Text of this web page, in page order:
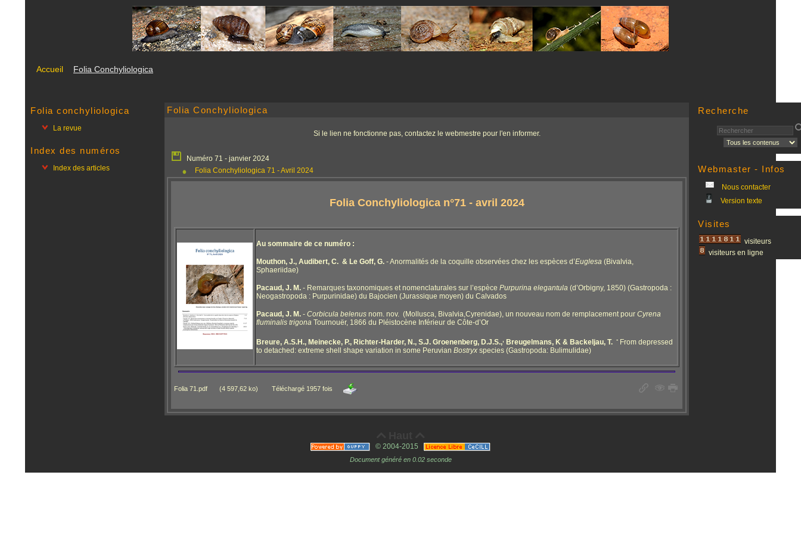
Accueil Folia Conchyliologica
Folia conchyliologica
La revue
Index des numéros
Index des articles
Folia Conchyliologica
Si le lien ne fonctionne pas, contactez le webmestre pour l'en informer.
Numéro 71 - janvier 2024
Folia Conchyliologica 71 - Avril 2024
Folia Conchyliologica n°71 - avril 2024
Au sommaire de ce numéro :
Mouthon, J., Audibert, C. & Le Goff, G. - Anormalités de la coquille observées chez les espèces d’Euglesa (Bivalvia,
Sphaeriidae)
Pacaud, J. M. - Remarques taxonomiques et nomenclaturales sur l’espèce Purpurina elegantula (d’Orbigny, 1850) (Gastropoda :
Neogastropoda : Purpurinidae) du Bajocien (Jurassique moyen) du Calvados
Pacaud, J. M. - Corbicula belenus nom. nov. (Mollusca, Bivalvia,Cyrenidae), un nouveau nom de remplacement pour Cyrena
fluminalis trigona Tournouër, 1866 du Pléistocène Inférieur de Côte-d’Or
Breure, A.S.H., Meinecke, P., Richter-Harder, N., S.J. Groenenberg, D.J.S., Breugelmans, K & Backeljau, T. - From depressed
to detached: extreme shell shape variation in some Peruvian Bostryx species (Gastropoda: Bulimulidae)
Folia 71.pdf (4 597,62 ko) Téléchargé 1957 fois
Recherche
Webmaster - Infos
Nous contacter
Version texte
Visites
visiteurs
visiteurs en ligne
© 2004-2015
Document généré en 0.02 seconde